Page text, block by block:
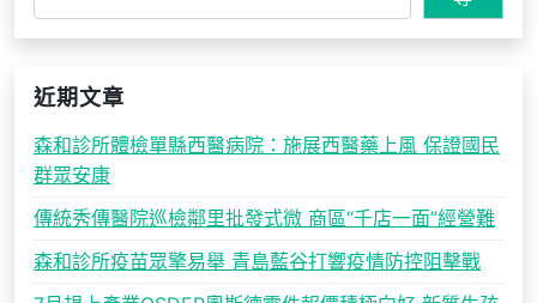
近期文章
森和診所體檢單縣西醫病院：施展西醫藥上風 保證國民
群眾安康
傳統秀傳醫院巡檢鄰里批發式微 商區“千店一面”經營難
森和診所疫苗眾擎易舉 青島藍谷打響疫情防控阻擊戰